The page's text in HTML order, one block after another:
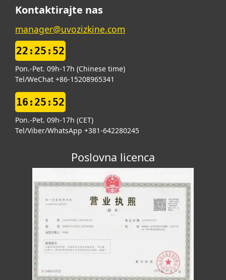
Kontaktirajte nas
manager@uvozizkine.com
22:25:53
Pon.-Pet. 09h-17h (Chinese time)
Tel/WeChat +86-15208965341
16:25:53
Pon.-Pet. 09h-17h (CET)
Tel/Viber/WhatsApp +381-642280245
Poslovna licenca